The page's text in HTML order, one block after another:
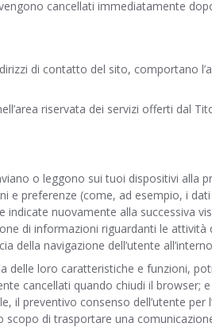
cancellati immediatamente
di contatto del sito, comportano
riservata dei servizi offerti dal
o leggono sui tuoi dispositivi alla
e preferenze (come, ad esempio, i
indicate nuovamente alla successiva
di informazioni riguardanti le
della navigazione dell’utente
delle loro caratteristiche e funzioni,
cancellati quando chiudi il
il preventivo consenso dell’utente
scopo di trasportare una